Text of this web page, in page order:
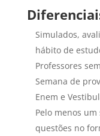
Simulados,
hábito de
Professores
Semana de
Enem e
Pelo menos
questões no